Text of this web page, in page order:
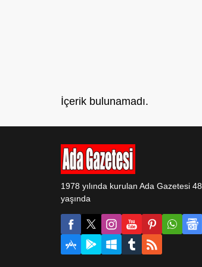
İçerik bulunamadı.
1978 yılında kurulan Ada Gazetesi 48
yaşında